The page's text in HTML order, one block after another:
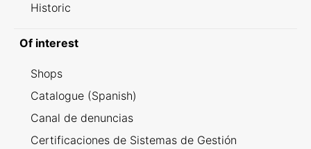
Historic
Of interest
Shops
Catalogue (Spanish)
Canal de denuncias
Certificaciones de Sistemas de Gestión